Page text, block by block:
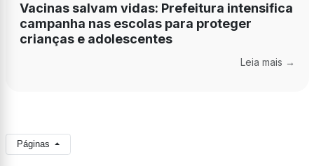
Vacinas salvam vidas: Prefeitura intensifica
campanha nas escolas para proteger
crianças e adolescentes
Leia mais →
Páginas